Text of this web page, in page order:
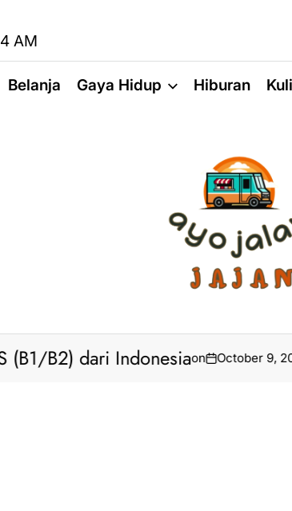
AM
Belanja Gaya Hidup Hiburan
B2) dari Indonesiaon October 9, 2025